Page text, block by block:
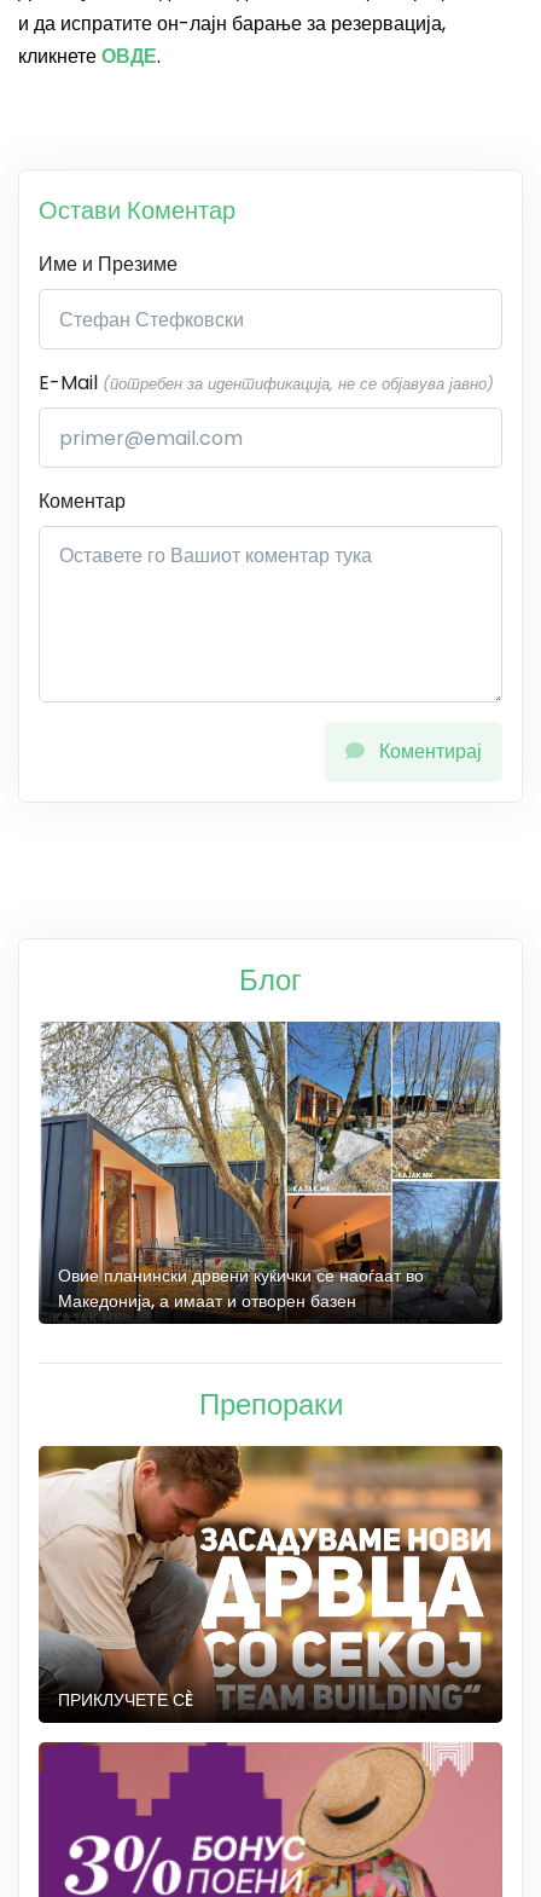
и да испратите он-лајн барање за резервација,
кликнетеОВДЕ.
Остави Коментар
Име и Презиме
E-Mail (потребен за идентификација, не се објавува јавно)
Коментар
Коментирај
Блог
Овие планински дрвени куќички се наоѓаат во
Македонија, а имаат и отворен базен
Препораки
ПРИКЛУЧЕТЕ СÈ